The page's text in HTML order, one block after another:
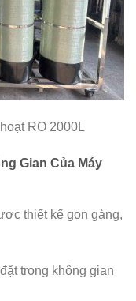
RO 2000L
Gian Của Máy
thiết kế gọn gàng,
trong không gian